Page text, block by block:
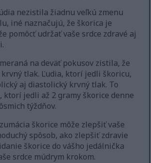
nezistila žiadnu veľkú zmenu
iné naznačujú, že škorica je
pomôcť udržať vaše srdce zdravé aj
na deväť pokusov zistila, že
tlak. Ľudia, ktorí jedli škoricu,
aj diastolický krvný tlak. To
ktorí jedli až 2 gramy škorice denne
týždňov.
škorice môže zlepšiť vaše
spôsob, ako zlepšiť zdravie
škorice do vášho jedálnička
srdce múdrym krokom.